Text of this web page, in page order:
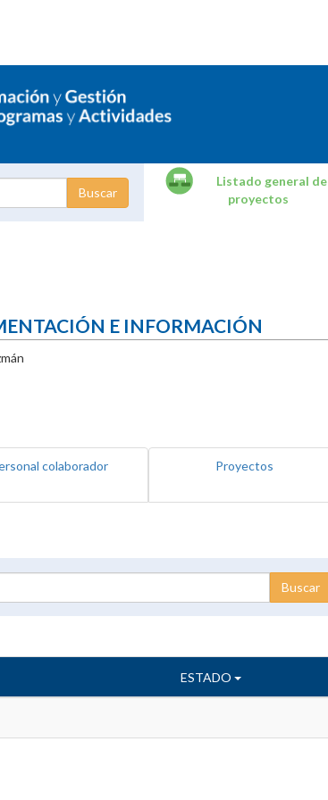
Listado general de
proyectos
E INFORMACIÓN
colaborador Proyectos
ESTADO